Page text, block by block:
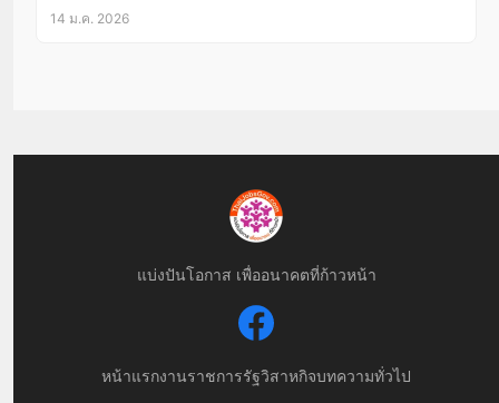
14 ม.ค. 2026
แบ่งปันโอกาส เพื่ออนาคตที่ก้าวหน้า
หน้าแรกงานราชการรัฐวิสาหกิจบทความทั่วไป